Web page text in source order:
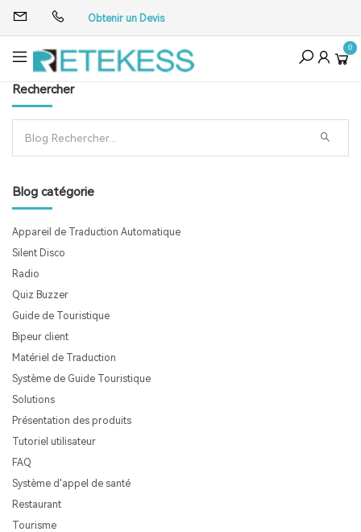
Obtenir un Devis
0
Rechercher
Blog catégorie
Appareil de Traduction Automatique
Silent Disco
Radio
Quiz Buzzer
Guide de Touristique
Bipeur client
Matériel de Traduction
Système de Guide Touristique
Solutions
Présentation des produits
Tutoriel utilisateur
FAQ
Système d'appel de santé
Restaurant
Tourisme